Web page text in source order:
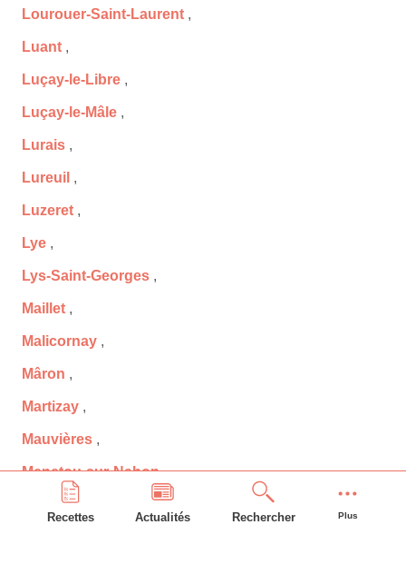
Recettes Actualités Rechercher Plus
Lourouer-Saint-Laurent ,
Luant ,
Luçay-le-Libre ,
Luçay-le-Mâle ,
Lurais ,
Lureuil ,
Luzeret ,
Lye ,
Lys-Saint-Georges ,
Maillet ,
Malicornay ,
Mâron ,
Martizay ,
Mauvières ,
Menetou-sur-Nahon,
Ménétréols-sous-Vatan